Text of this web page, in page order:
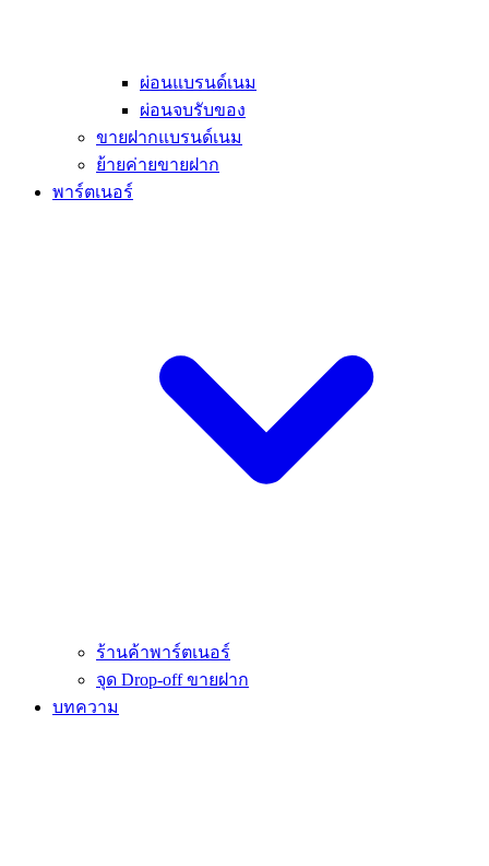
ผ่อนแบรนด์เนม
ผ่อนจบรับของ
ขายฝากแบรนด์เนม
ย้ายค่ายขายฝาก
พาร์ตเนอร์
ร้านค้าพาร์ตเนอร์
จุด Drop-off ขายฝาก
บทความ